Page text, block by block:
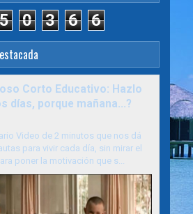
5 0 3 6 6
Corto Educativo: Hazlo
días, porque mañana...?
Video de 2 minutos que nos dá
para vivir cada día, sin mirar el
poner la motivación que s...